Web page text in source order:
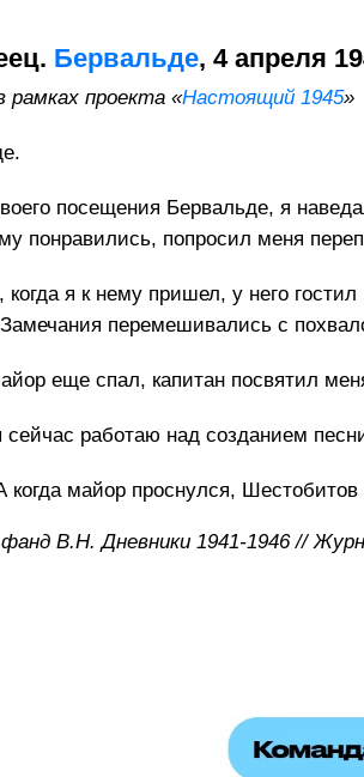
Бервальде, 4 апреля
рамках проекта «Настоящий 1945»
посещения Бервальде, я
понравились, попросил меня
когда я к нему пришел, у него
перемешивались с
еще спал, капитан посвятил
работаю над созданием
когда майор проснулся,
В.Н. Дневники 1941-1946 //